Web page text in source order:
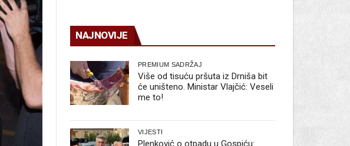
NAJNOVIJE
PREMIUM SADRŽAJ
Više od tisuću pršuta iz Drniša bit
će uništeno. Ministar Vlajčić: Veseli
me to!
VIJESTI
Plenković o otpadu u Gospiću: